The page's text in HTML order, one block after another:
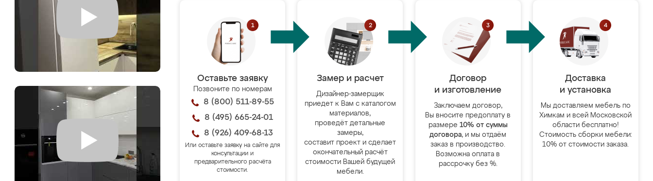
Оставьте заявку
Позвоните по номерам
8 (800) 511-89-55
8 (495) 665-24-01
8 (926) 409-68-13
Или оставьте заявку на сайте для
консультации и
предварительного расчёта
стоимости.
Замер и расчет
Дизайнер-замерщик
приедет к Вам с каталогом
материалов,
проведёт детальные
замеры,
составит проект и сделает
окончательный расчёт
стоимости Вашей будущей
мебели.
Договор
и изготовление
Заключаем договор,
Вы вносите предоплату в
размере 10% от суммы
договора, и мы отдаём
заказ в производство.
Возможна оплата в
рассрочку без %.
Доставка
и установка
Мы доставляем мебель по
Химкам и всей Московской
области бесплатно!
Стоимость сборки мебели:
10% от стоимости заказа.